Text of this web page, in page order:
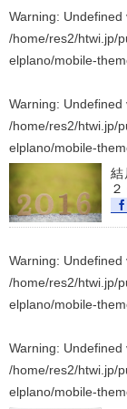
Warning: Undefined
/home/res2/htwi.jp/
elplano/mobile-
Warning: Undefined
/home/res2/htwi.jp/
elplano/mobile-
結
Warning: Undefined
/home/res2/htwi.jp/
elplano/mobile-
Warning: Undefined
/home/res2/htwi.jp/
elplano/mobile-